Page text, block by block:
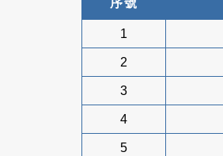
序號
1
2
3
4
5